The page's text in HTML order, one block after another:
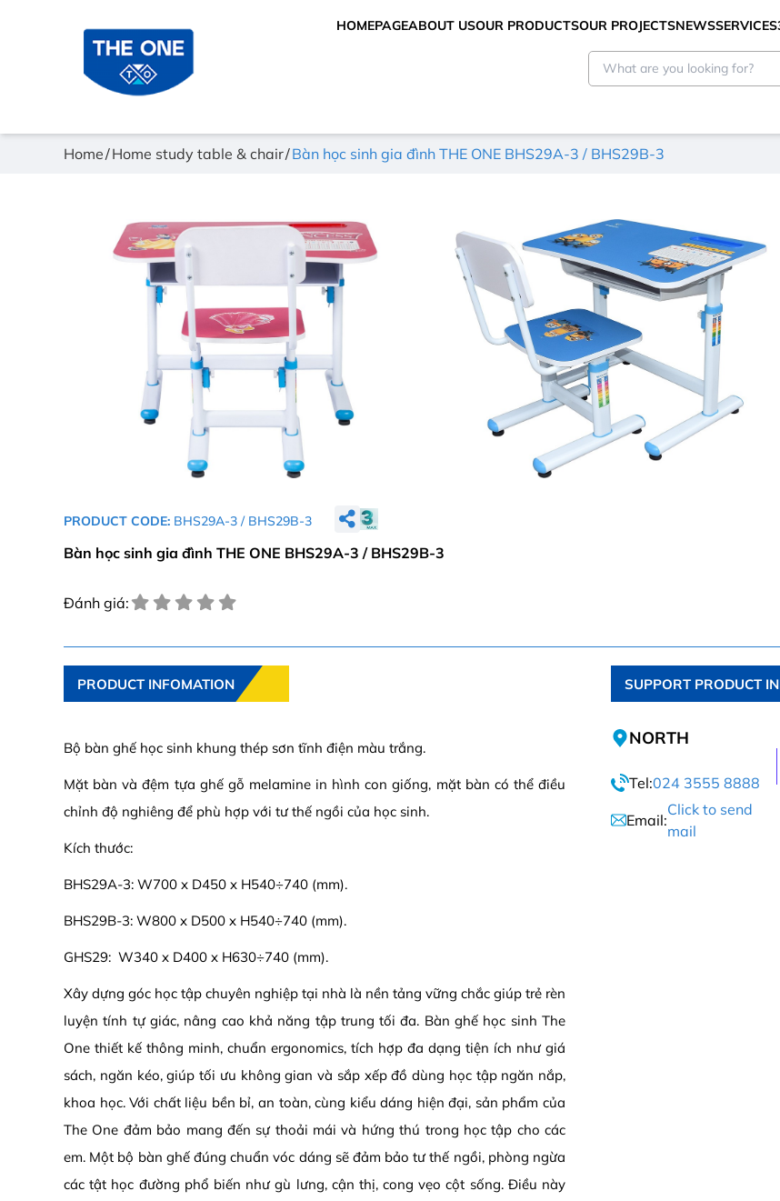
HOMEPAGEABOUT USOUR PRODUCTSOUR PROJECTSNEWSSERVICES
Home Home study table & chair Bàn học sinh gia đình THE ONE BHS29A-3 / BHS29B-3
PRODUCT CODE: BHS29A-3 / BHS29B-3
Bàn học sinh gia đình THE ONE BHS29A-3 / BHS29B-3
Đánh giá:
PRODUCT INFOMATION
Bộ bàn ghế học sinh khung thép sơn tĩnh điện màu trắng.
Mặt bàn và đệm tựa ghế gỗ melamine in hình con giống, mặt bàn có thể điều
chỉnh độ nghiêng để phù hợp với tư thế ngồi của học sinh.
Kích thước:
BHS29A-3: W700 x D450 x H540÷740 (mm).
BHS29B-3: W800 x D500 x H540÷740 (mm).
GHS29: W340 x D400 x H630÷740 (mm).
Xây dựng góc học tập chuyên nghiệp tại nhà là nền tảng vững chắc giúp trẻ rèn
luyện tính tự giác, nâng cao khả năng tập trung tối đa. Bàn ghế học sinh The
One thiết kế thông minh, chuẩn ergonomics, tích hợp đa dạng tiện ích như giá
sách, ngăn kéo, giúp tối ưu không gian và sắp xếp đồ dùng học tập ngăn nắp,
khoa học. Với chất liệu bền bỉ, an toàn, cùng kiểu dáng hiện đại, sản phẩm của
The One đảm bảo mang đến sự thoải mái và hứng thú trong học tập cho các
em. Một bộ bàn ghế đúng chuẩn vóc dáng sẽ đảm bảo tư thế ngồi, phòng ngừa
các tật học đường phổ biến như gù lưng, cận thị, cong vẹo cột sống. Điều này
SUPPORT PRODUCT
NORTH
Tel:024 3555 8888
Email:
Click to send
mail